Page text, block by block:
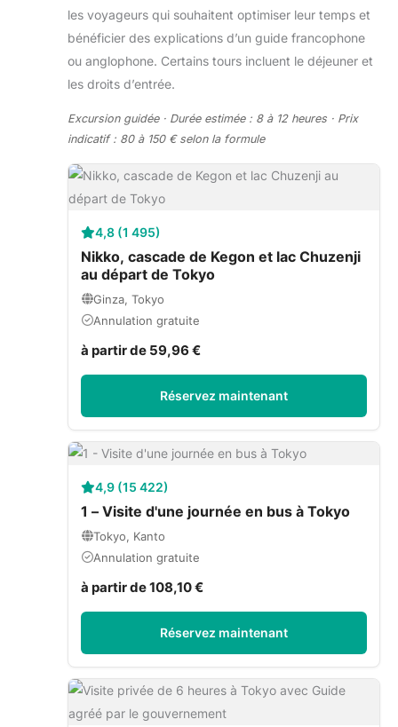
les voyageurs qui souhaitent optimiser leur temps et
bénéficier des explications d’un guide francophone
ou anglophone. Certains tours incluent le déjeuner et
les droits d’entrée.
Excursion guidée · Durée estimée : 8 à 12 heures · Prix
indicatif : 80 à 150 € selon la formule
4,8 (1 495)
Nikko, cascade de Kegon et lac Chuzenji
au départ de Tokyo
Ginza, Tokyo
Annulation gratuite
à partir de 59,96 €
Réservez maintenant
4,9 (15 422)
1 – Visite d'une journée en bus à Tokyo
Tokyo, Kanto
Annulation gratuite
à partir de 108,10 €
Réservez maintenant